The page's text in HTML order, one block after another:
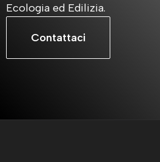
Ecologia ed Edilizia.
Contattaci